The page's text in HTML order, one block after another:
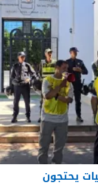
يحتجون